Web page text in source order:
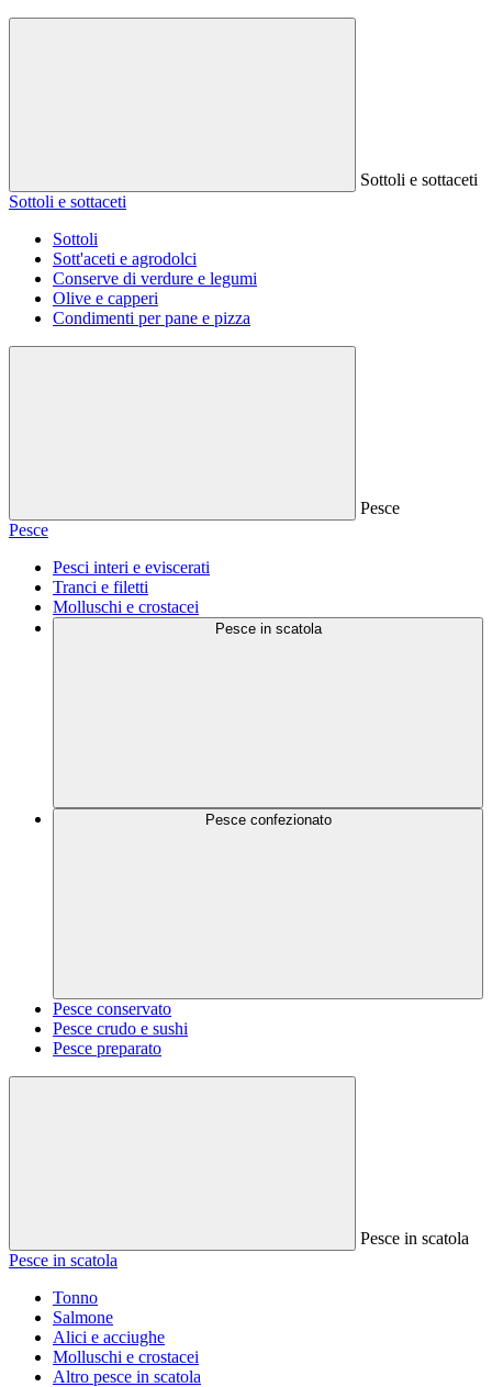
Sottoli e sottaceti
Sottoli e sottaceti
Sottoli
Sott'aceti e agrodolci
Conserve di verdure e legumi
Olive e capperi
Condimenti per pane e pizza
Pesce
Pesce
Pesci interi e eviscerati
Tranci e filetti
Molluschi e crostacei
Pesce in scatola
Pesce confezionato
Pesce conservato
Pesce crudo e sushi
Pesce preparato
Pesce in scatola
Pesce in scatola
Tonno
Salmone
Alici e acciughe
Molluschi e crostacei
Altro pesce in scatola